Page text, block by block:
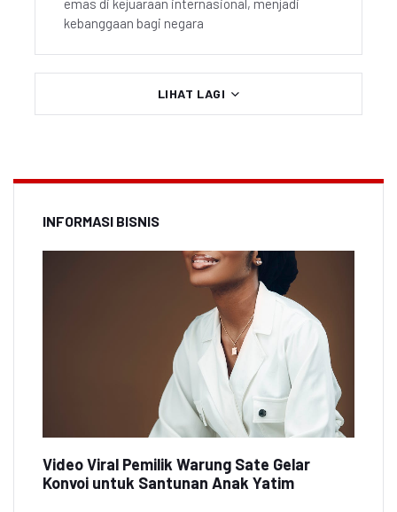
emas di kejuaraan internasional, menjadi
kebanggaan bagi negara
LIHAT LAGI
INFORMASI BISNIS
Video Viral Pemilik Warung Sate Gelar
Konvoi untuk Santunan Anak Yatim